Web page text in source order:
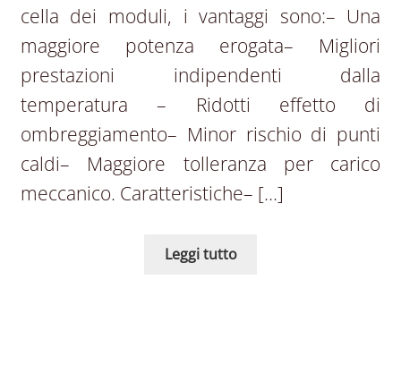
cella dei moduli, i vantaggi sono:– Una
maggiore potenza erogata– Migliori
prestazioni indipendenti dalla
temperatura – Ridotti effetto di
ombreggiamento– Minor rischio di punti
caldi– Maggiore tolleranza per carico
meccanico. Caratteristiche– […]
Leggi tutto